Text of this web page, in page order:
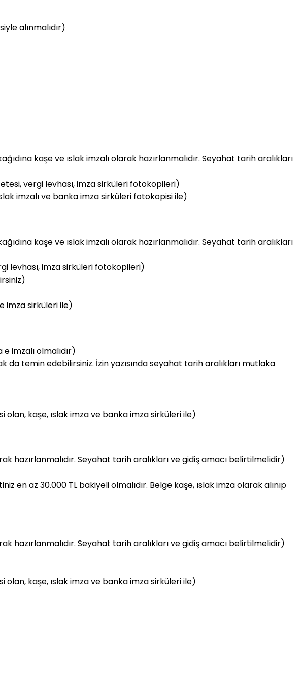
alınmalıdır)
kaşe ve ıslak imzalı olarak hazırlanmalıdır. Seyahat tarih aralıkları
vergi levhası, imza sirküleri fotokopileri)
imzalı ve banka imza sirküleri fotokopisi ile)
kaşe ve ıslak imzalı olarak hazırlanmalıdır. Seyahat tarih aralıkları
levhası, imza sirküleri fotokopileri)
imza sirküleri ile)
imzalı olmalıdır)
da temin edebilirsiniz. İzin yazısında seyahat tarih aralıkları mutlaka
kaşe, ıslak imza ve banka imza sirküleri ile)
hazırlanmalıdır. Seyahat tarih aralıkları ve gidiş amacı belirtilmelidir)
en az 30.000 TL bakiyeli olmalıdır. Belge kaşe, ıslak imza olarak alınıp
hazırlanmalıdır. Seyahat tarih aralıkları ve gidiş amacı belirtilmelidir)
kaşe, ıslak imza ve banka imza sirküleri ile)